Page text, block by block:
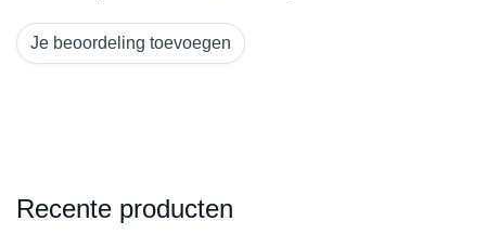
Je beoordeling toevoegen
Recente producten